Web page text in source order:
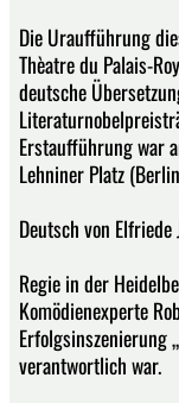
Die Uraufführung
Thèatre du Palais-
deutsche
Erstaufführung war
Lehniner Platz
Deutsch von
Regie in der
Komödienexperte
Erfolgsinszenierung
verantwortlich war.